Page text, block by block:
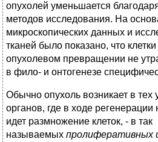
опухолей уменьшается
методов исследования. На
микроскопических данных и
тканей было показано, что
опухолевом превращении не
в фило- и онтогенезе
Обычно опухоль возникает в тех
органов, где в ходе
идет размножение клеток, - в так
называемых пролиферативных